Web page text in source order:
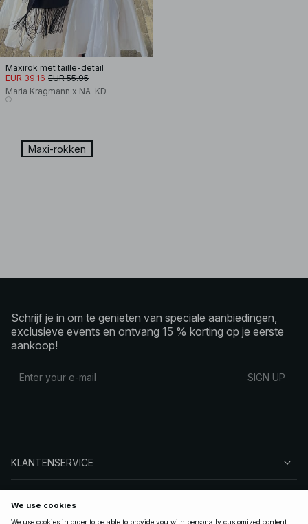
Maxirok met taille-detail
EUR 39.16 EUR 55.95
Maria Kragmann x NA-KD
Maxi-rokken
Schrijf je in om te genieten van speciale aanbiedingen,
exclusieve events en ontvang 15 % korting op je eerste
aankoop!
SIGN UP
KLANTENSERVICE